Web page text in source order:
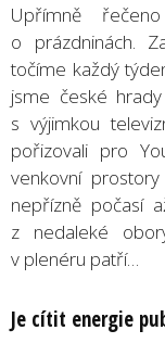
Upřímně
o prázdninách.
točíme každý
jsme české
s výjimkou
pořizovali pro
venkovní
nepřízně počasí
z nedaleké
v plenéru patří…
Je cítit energie